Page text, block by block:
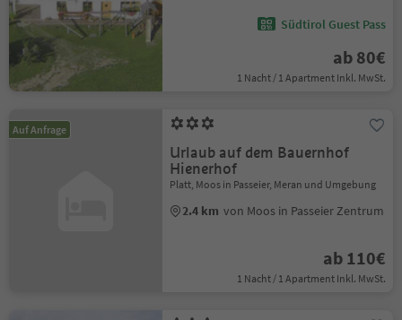
Südtirol Guest Pass
ab 80€
1 Nacht / 1 Apartment Inkl. MwSt.
Auf Anfrage
Urlaub auf dem Bauernhof
Hienerhof
Platt, Moos in Passeier, Meran und Umgebung
2.4 km von Moos in Passeier Zentrum
ab 110€
1 Nacht / 1 Apartment Inkl. MwSt.